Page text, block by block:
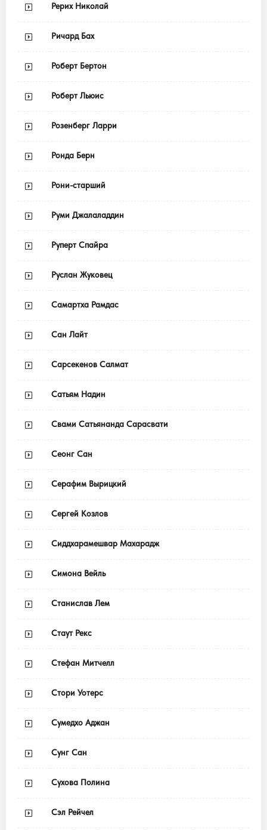
Рерих Николай
Ричард Бах
Роберт Бертон
Роберт Льюис
Розенберг Ларри
Ронда Берн
Рони-старший
Руми Джалаладдин
Руперт Спайра
Руслан Жуковец
Самартха Рамдас
Сан Лайт
Сарсекенов Салмат
Сатьям Надин
Свами Сатьянанда Сарасвати
Сеонг Сан
Серафим Вырицкий
Сергей Козлов
Сиддхарамешвар Махарадж
Симона Вейль
Станислав Лем
Стаут Рекс
Стефан Митчелл
Стори Уотерс
Сумедхо Аджан
Сунг Сан
Сухова Полина
Сэл Рейчел